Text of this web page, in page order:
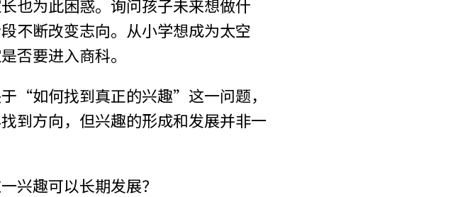
也为此困惑。询问孩子未来想做什
不断改变志向。从小学想成为太空
否要进入商科。
“如何找到真正的兴趣”这一问题，
到方向，但兴趣的形成和发展并非一
兴趣可以长期发展？